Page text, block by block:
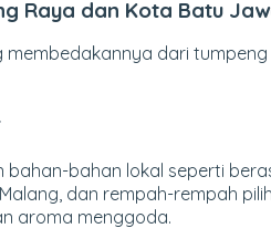
Raya dan Kota Batu
membedakannya dari
bahan-bahan lokal seperti
dan rempah-rempah
aroma menggoda.